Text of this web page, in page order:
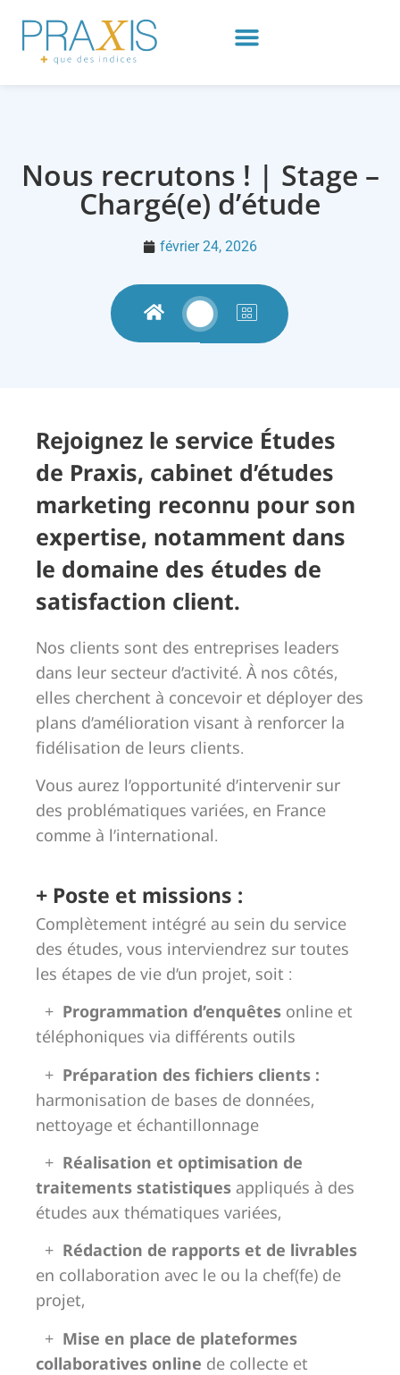
Nous recrutons ! | Stage –
Chargé(e) d’étude
février 24, 2026
Rejoignez le service Études
de Praxis, cabinet d’études
marketing reconnu pour son
expertise, notamment dans
le domaine des études de
satisfaction client.
Nos clients sont des entreprises leaders
dans leur secteur d’activité. À nos côtés,
elles cherchent à concevoir et déployer des
plans d’amélioration visant à renforcer la
fidélisation de leurs clients.
Vous aurez l’opportunité d’intervenir sur
des problématiques variées, en France
comme à l’international.
+ Poste et missions :
Complètement intégré au sein du service
des études, vous interviendrez sur toutes
les étapes de vie d’un projet, soit :
+ Programmation d’enquêtes online et
téléphoniques via différents outils
+ Préparation des fichiers clients :
harmonisation de bases de données,
nettoyage et échantillonnage
+ Réalisation et optimisation de
traitements statistiques appliqués à des
études aux thématiques variées,
+ Rédaction de rapports et de livrables
en collaboration avec le ou la chef(fe) de
projet,
+ Mise en place de plateformes
collaboratives online de collecte et